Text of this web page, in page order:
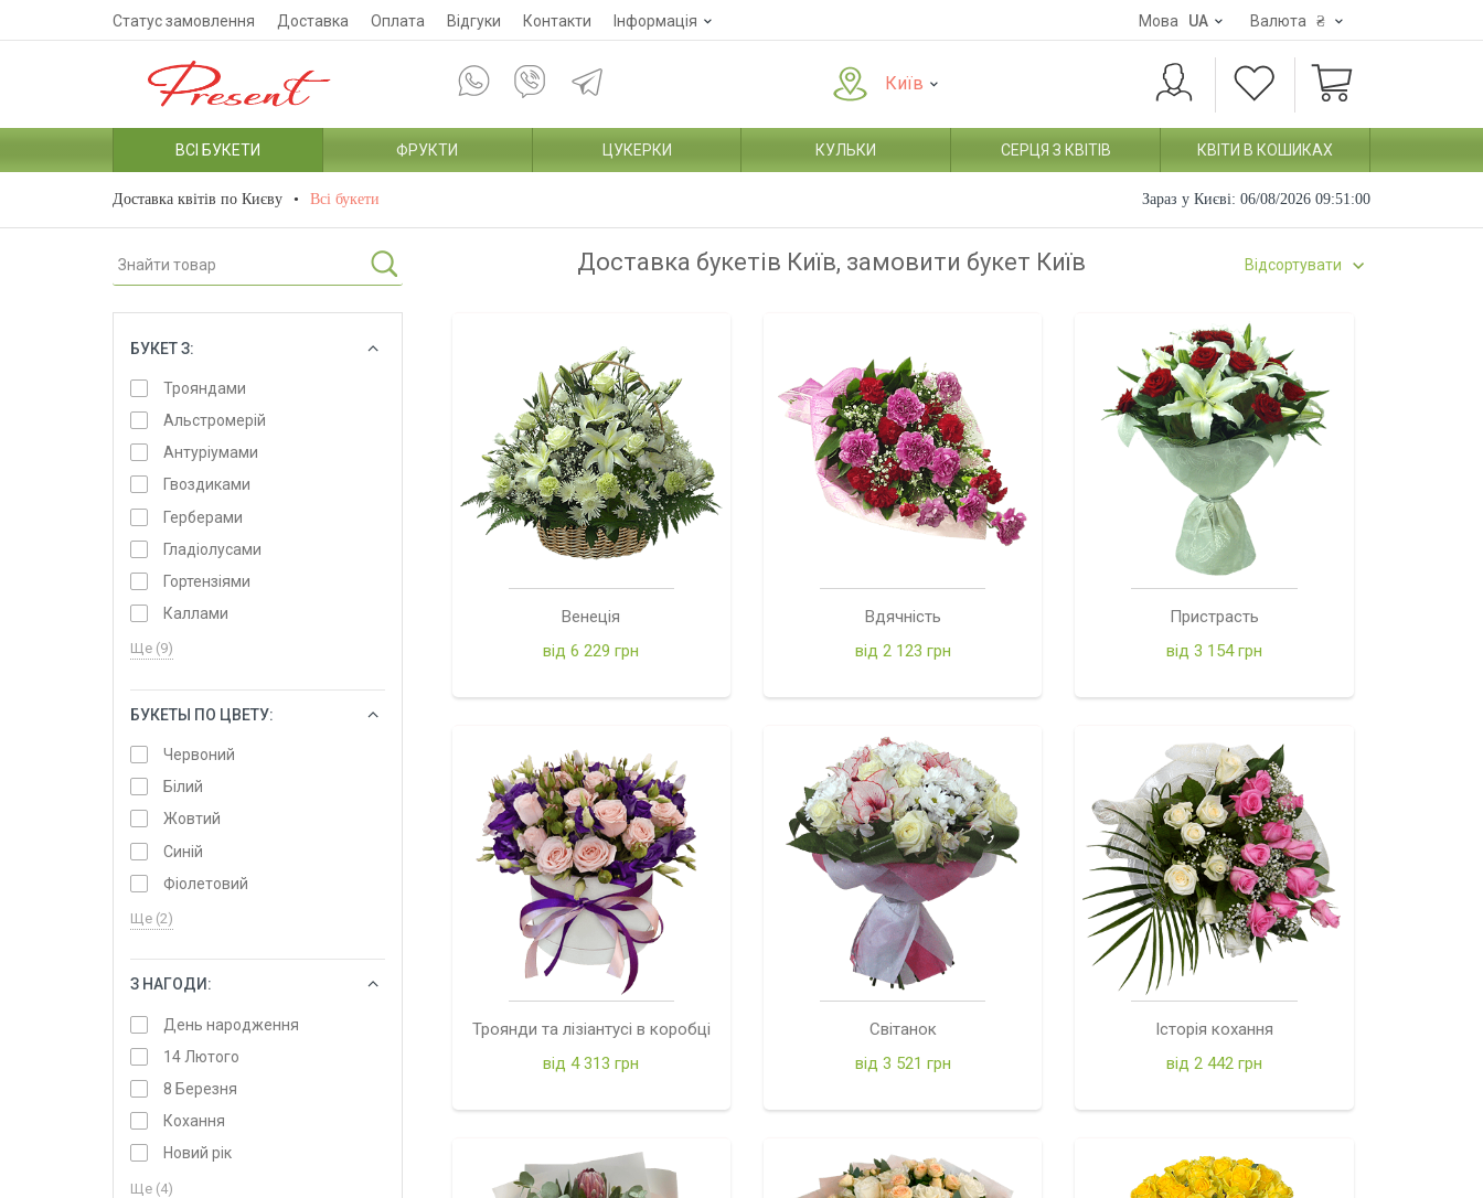
Статус замовлення Доставка Оплата Відгуки Контакти Інформація Мова UA Валюта ₴
Київ
ВСІ БУКЕТИ ФРУКТИ ЦУКЕРКИ КУЛЬКИ СЕРЦЯ З КВІТІВ КВІТИ В КОШИКАХ
Доставка квітів по Києву Всі букети Зараз у Києві: 06/08/2026 09:51:01
БУКЕТ З:
Трояндами
Альстромерій
Антуріумами
Гвоздиками
Герберами
Гладіолусами
Гортензіями
Каллами
Ще (9)
БУКЕТЫ ПО ЦВЕТУ:
Червоний
Білий
Жовтий
Синій
Фіолетовий
Ще (2)
З НАГОДИ:
День народження
14 Лютого
8 Березня
Кохання
Новий рік
Ще (4)
Доставка букетів Київ, замовити букет Київ Відсортувати
Венеція
від 6 229 грн
Вдячність
від 2 123 грн
Пристрасть
від 3 154 грн
Троянди та лізіантусі в коробці
від 4 313 грн
Світанок
від 3 521 грн
Історія кохання
від 2 442 грн